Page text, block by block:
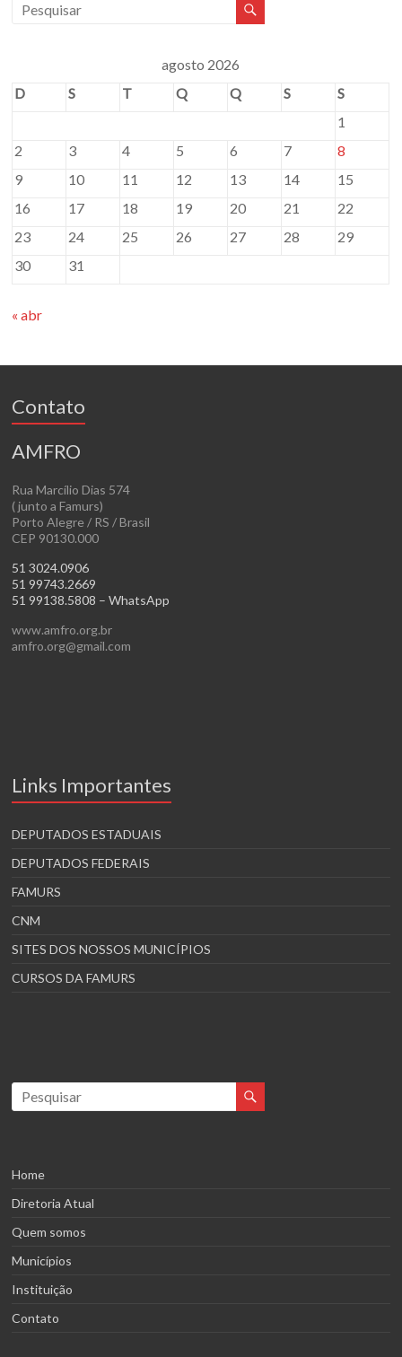
agosto 2026
D
S T Q Q S
S
1
2
3 4 5 6 7
8
9
10 11 12 13 14
15
16
17 18 19 20 21
22
23
24 25 26 27 28
29
30
31
« abr
Contato
AMFRO
Rua Marcílio Dias 574
( junto a Famurs)
Porto Alegre / RS / Brasil
CEP 90130.000
51 3024.0906
51 99743.2669
51 99138.5808 – WhatsApp
www.amfro.org.br
amfro.org@gmail.com
Links Importantes
DEPUTADOS ESTADUAIS
DEPUTADOS FEDERAIS
FAMURS
CNM
SITES DOS NOSSOS MUNICÍPIOS
CURSOS DA FAMURS
Home
Diretoria Atual
Quem somos
Municípios
Instituição
Contato